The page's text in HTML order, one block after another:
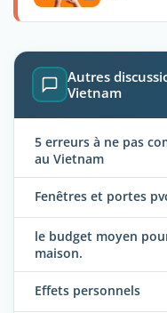
Autres
Vietnam
5 erreurs à ne pas
au Vietnam
Fenêtres et portes
le budget moyen
maison.
Effets personnels